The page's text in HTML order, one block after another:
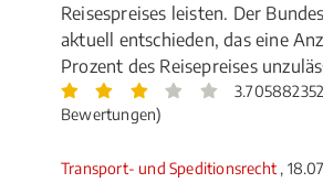
Reisespreises leisten. Der
aktuell entschieden, das eine
Prozent des Reisepreises
Bewertungen)
Transport- und Speditionsrecht ,